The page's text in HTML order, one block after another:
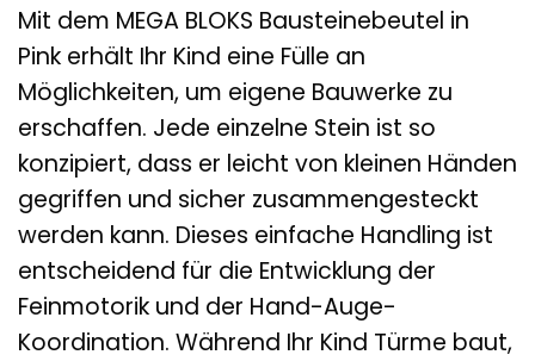
Mit dem MEGA BLOKS Bausteinebeutel in
Pink erhält Ihr Kind eine Fülle an
Möglichkeiten, um eigene Bauwerke zu
erschaffen. Jede einzelne Stein ist so
konzipiert, dass er leicht von kleinen Händen
gegriffen und sicher zusammengesteckt
werden kann. Dieses einfache Handling ist
entscheidend für die Entwicklung der
Feinmotorik und der Hand-Auge-
Koordination. Während Ihr Kind Türme baut,